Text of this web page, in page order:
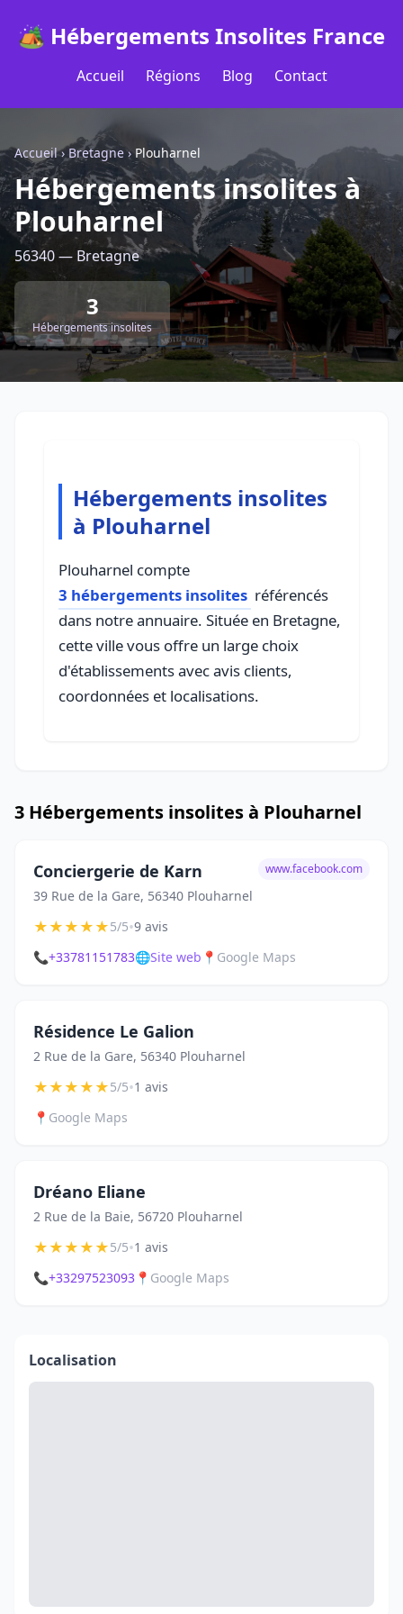
🏕️ Hébergements Insolites France
Accueil Régions Blog Contact
Accueil›Bretagne› Plouharnel
Hébergements insolites à
Plouharnel
56340 — Bretagne
3
Hébergements insolites
Hébergements insolites
à Plouharnel
Plouharnel compte
3 hébergements insolites référencés
dans notre annuaire. Située en Bretagne,
cette ville vous offre un large choix
d'établissements avec avis clients,
coordonnées et localisations.
3 Hébergements insolites à Plouharnel
Conciergerie de Karn
39 Rue de la Gare, 56340 Plouharnel
www.facebook.com
★★★★★5/5•9 avis
📞+33781151783🌐Site web 📍 Google Maps
Résidence Le Galion
2 Rue de la Gare, 56340 Plouharnel
★★★★★5/5•1 avis
📍 Google Maps
Dréano Eliane
2 Rue de la Baie, 56720 Plouharnel
★★★★★5/5•1 avis
📞+33297523093 📍 Google Maps
Localisation